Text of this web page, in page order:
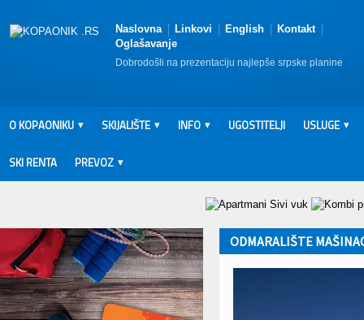
Naslovna Linkovi English
Kontakt
Oglašavanje
Dobrodošli na prezentaciju najlepše srpske planine
O KOPAONIKU SKIJALIŠTE INFO UGOSTITELJI USLUGE
SKI RENTA PREVOZ
ODMARALIŠTE